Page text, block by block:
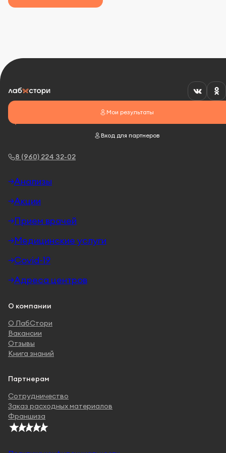
8 (960) 224 32-02
Мои результаты
Вход для партнеров
Анализы
Акции
Прием врачей
Медицинские услуги
Covid-19
Адреса центров
О компании
О ЛабСтори
Вакансии
Отзывы
Книга знаний
Партнерам
Сотрудничество
Заказ расходных материалов
Франшиза